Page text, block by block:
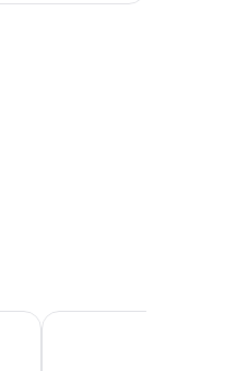
M Hotel Saigon